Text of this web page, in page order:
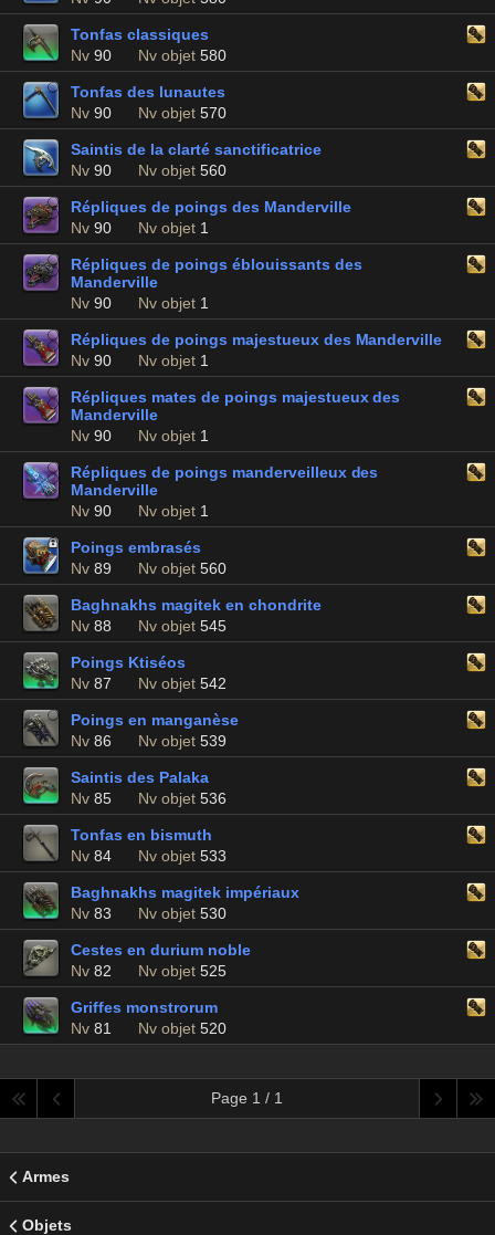
Tonfas classiques
Nv 90 Nv objet 580
Tonfas des lunautes
Nv 90 Nv objet 570
Saintis de la clarté sanctificatrice
Nv 90 Nv objet 560
Répliques de poings des Manderville
Nv 90 Nv objet 1
Répliques de poings éblouissants des
Manderville
Nv 90 Nv objet 1
Répliques de poings majestueux des Manderville
Nv 90 Nv objet 1
Répliques mates de poings majestueux des
Manderville
Nv 90 Nv objet 1
Répliques de poings manderveilleux des
Manderville
Nv 90 Nv objet 1
Poings embrasés
Nv 89 Nv objet 560
Baghnakhs magitek en chondrite
Nv 88 Nv objet 545
Poings Ktiséos
Nv 87 Nv objet 542
Poings en manganèse
Nv 86 Nv objet 539
Saintis des Palaka
Nv 85 Nv objet 536
Tonfas en bismuth
Nv 84 Nv objet 533
Baghnakhs magitek impériaux
Nv 83 Nv objet 530
Cestes en durium noble
Nv 82 Nv objet 525
Griffes monstrorum
Nv 81 Nv objet 520
Page 1 / 1
Armes
Objets